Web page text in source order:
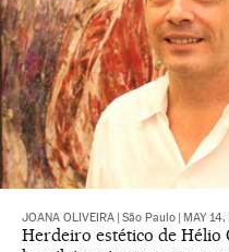
JOANA OLIVEIRA São Paulo MAY
Herdeiro estético de